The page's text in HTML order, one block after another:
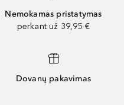
Nemokamas pristatymas
perkant už 39,95 €
Dovanų pakavimas